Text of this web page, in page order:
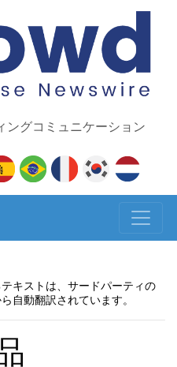
ングコミュニケーション
キストは、サードパーティの
自動翻訳されています。